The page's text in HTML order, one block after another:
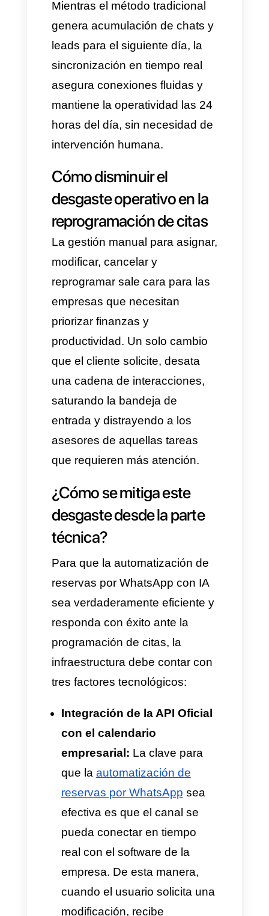
interés y obliga al cliente a
buscar otra opción que sí
atienda su solicitud
oportunamente.
Las respuestas en tiempo
real :Con laautomatización
de reservas por WhatsApp
con IA
, el canal actúa como
un puente que conecta con el
software de gestión de la
empresa u otro sistema
(Google Calendar, Calendly
Teams
implementar esto, se eliminan
los mensajes rígidos y se
logra comprender la intención
del usuario. Con un sistema
adecuado, filtra por
disponibilidad según la
necesidad del cliente y brinda
opciones para asignar las
citas. Si el cliente elige el
horario, se actualiza
automáticamente la agenda
interna y la cita queda
confirmada.
Mientras el método tradicional
genera acumulación de chats y
leads para el siguiente día, la
sincronización en tiempo real
asegura conexiones fluidas y
mantiene la operatividad las 24
horas del día, sin necesidad de
intervención humana.
Cómo disminuir el
desgaste operativo en la